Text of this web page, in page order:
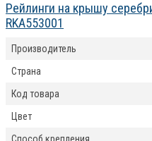
Рейлинги на крышу
RKA553001
Производитель
Страна
Код товара
Цвет